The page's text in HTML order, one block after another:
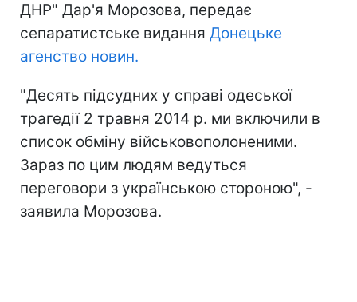
ДНР" Дар'я Морозова, передає
сепаратистське видання Донецьке
агенство новин.
"Десять підсудних у справі одеської
трагедії 2 травня 2014 р. ми включили в
список обміну військовополоненими.
Зараз по цим людям ведуться
переговори з українською стороною", -
заявила Морозова.